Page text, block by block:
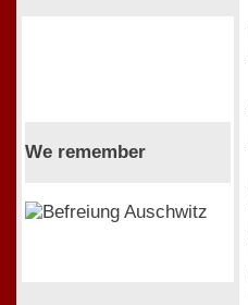
We remember